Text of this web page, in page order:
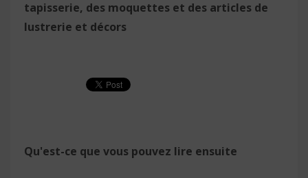
tapisserie, des moquettes et des articles de
lustrerie et décors
Qu'est-ce que vous pouvez lire ensuite